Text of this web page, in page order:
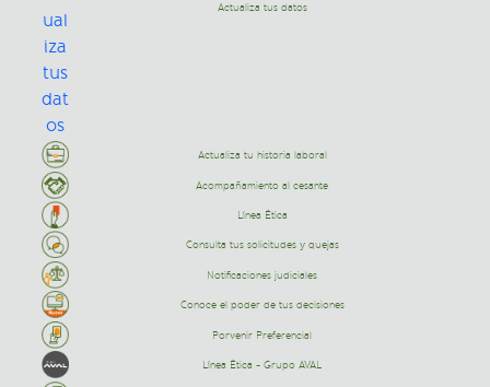
Actualiza tus datos
Actualiza tu historia laboral
Acompañamiento al cesante
Línea Ética
Consulta tus solicitudes y quejas
Notificaciones judiciales
Conoce el poder de tus decisiones
Porvenir Preferencial
Línea Ética - Grupo AVAL